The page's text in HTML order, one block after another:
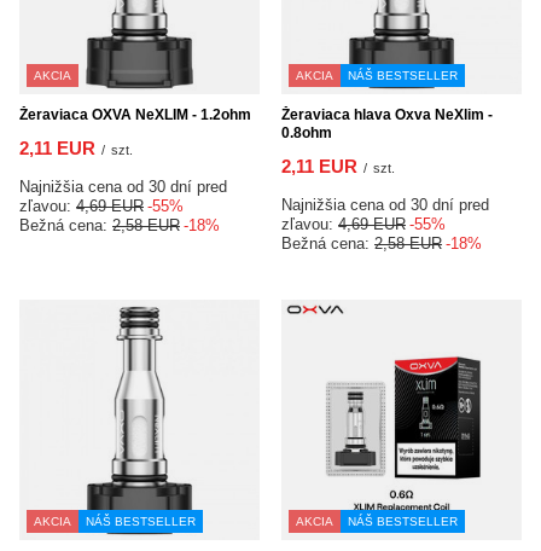
AKCIA
Žeraviaca OXVA NeXLIM - 1.2ohm
2,11 EUR / szt.
Najnižšia cena od 30 dní pred
zľavou: 4,69 EUR -55%
Bežná cena: 2,58 EUR -18%
AKCIA NÁŠ BESTSELLER
Žeraviaca hlava Oxva NeXlim -
0.8ohm
2,11 EUR / szt.
Najnižšia cena od 30 dní pred
zľavou: 4,69 EUR -55%
Bežná cena: 2,58 EUR -18%
AKCIA NÁŠ BESTSELLER AKCIA NÁŠ BESTSELLER